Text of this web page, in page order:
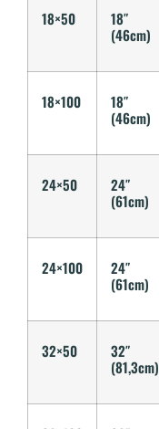
18×50
18″
(46cm)
18×100
18″
(46cm)
24×50
24″
(61cm)
24×100
24″
(61cm)
32×50
32″
(81,3cm)